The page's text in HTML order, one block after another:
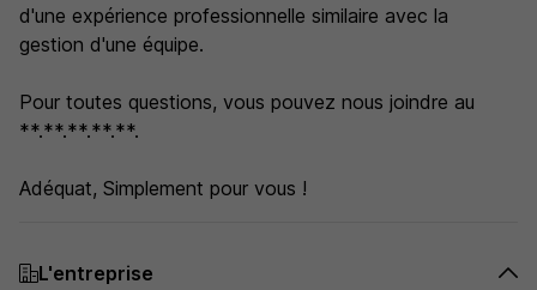
d'une expérience professionnelle similaire avec la
gestion d'une équipe.
Pour toutes questions, vous pouvez nous joindre au
**.**.**.**.**.
Adéquat, Simplement pour vous !
L'entreprise